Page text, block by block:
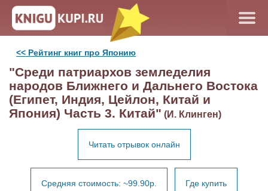
<< Рейтинг книг про Японию
"Среди патриархов земледелия
народов Ближнего и Дальнего Востока
(Египет, Индия, Цейлон, Китай и
Япония) Часть 3. Китай" (И. Клинген)
Читать отрывок онлайн
Средняя стоимость: ~99.90р. Где купить